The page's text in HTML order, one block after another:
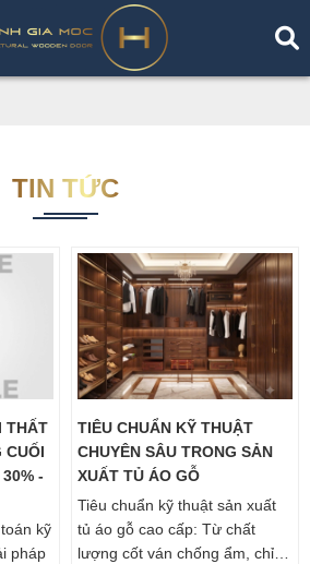
TIN TỨC
THẤT
CUỐI
-
kỹ
pháp
TIÊU CHUẨN KỸ THUẬT
CHUYÊN SÂU TRONG SẢN
XUẤT TỦ ÁO GỖ
Tiêu chuẩn kỹ thuật sản xuất
tủ áo gỗ cao cấp: Từ chất
lượng cốt ván chống ẩm, chỉ